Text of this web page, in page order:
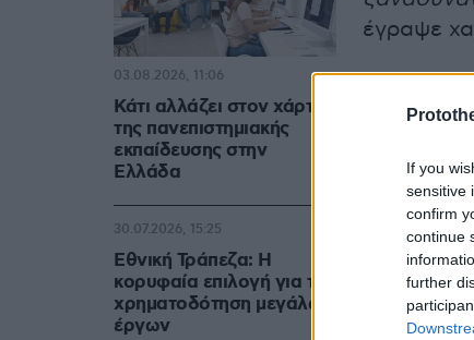
If you
sensitive
confirm
continue
further
έγραψε
Κάτι αλλάζει στον χάρτη
της πανεπιστημιακής
εκπαίδευσης στην
Ελλάδα
03.08.2026, 11:06
Εθνική Τράπεζα: Η
κορυφαία επιλογή για τη
χρηματοδότηση μεγάλων
έργων
30.07.2026, 15:25